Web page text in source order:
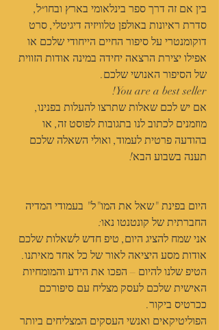
בין אם זה דרך ספר בינלאומי בארץ ובחו״ל,
סדרת ראיונות באולפן טלוויזיה דיגיטלי, סרט
דוקומנטרי על סיפור החיים הייחודי שלכם או
אפילו יצירת הרצאה יחידה במינה אודות הזווית
של הסיפור האנושי שלכם.
You are a best seller!
אם יש לכם שאלות שתרצו להעלות בפנינו,
מוזמנים לכתוב לנו בתגובות לפוסט זה, או
בהודעה פרטית לעמוד, ואולי השאלה שלכם
תענה בשבוע הבא!
היום בפינת "שאל את המו"ל" בעמודי המדיה
החברתית של קונטנטו נאו:
אני שמח להציג היום, טיפ חדש לשאלות שלכם
אודות מסע היציאה לאור של כל אחד מאיתנו.
הטיפ שלנו להיום – הפכו את הידע והמומחיות
האישית שלכם לעסק מצליח עם סיפורכם
ככרטיס ביקור.
הפוליטיקאים ואנשי העסקים המצליחים ביותר